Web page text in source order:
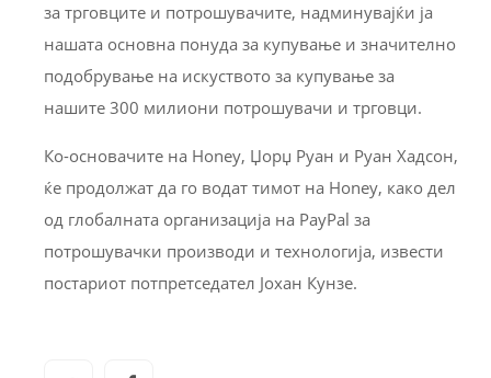
за трговците и потрошувачите, надминувајќи ја
нашата основна понуда за купување и значително
подобрување на искуството за купување за
нашите 300 милиони потрошувачи и трговци.
Ко-основачите на Honey, Џорџ Руан и Руан Хадсон,
ќе продолжат да го водат тимот на Honey, како дел
од глобалната организација на PayPal за
потрошувачки производи и технологија, извести
постариот потпретседател Јохан Кунзе.